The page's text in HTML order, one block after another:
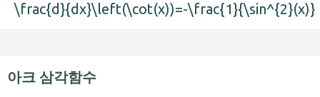
\frac{d}{dx}\left(\cot(x))=-\frac{1}{\sin^{2}(x)}
아크 삼각함수